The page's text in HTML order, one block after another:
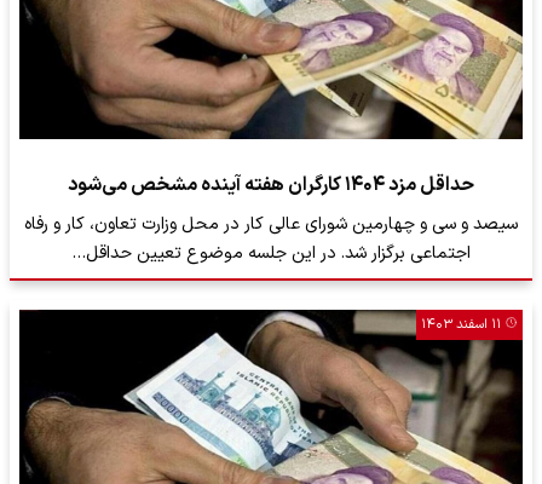
حداقل مزد ۱۴۰۴ کارگران هفته آینده مشخص می‌شود
سیصد و سی و چهارمین شورای عالی کار در محل وزارت تعاون، کار و رفاه
اجتماعی برگزار شد. در این جلسه موضوع تعیین حداقل…
۱۱ اسفند ۱۴۰۳